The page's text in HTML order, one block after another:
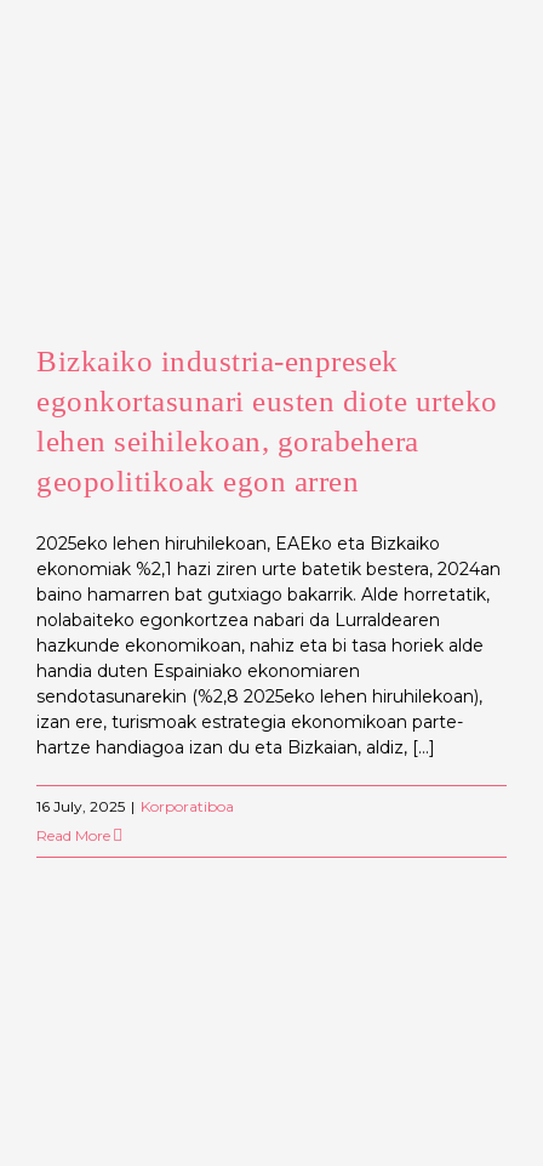
Bizkaiko industria-enpresek
egonkortasunari eusten diote urteko
lehen seihilekoan, gorabehera
geopolitikoak egon arren
2025eko lehen hiruhilekoan, EAEko eta Bizkaiko
ekonomiak %2,1 hazi ziren urte batetik bestera, 2024an
baino hamarren bat gutxiago bakarrik. Alde horretatik,
nolabaiteko egonkortzea nabari da Lurraldearen
hazkunde ekonomikoan, nahiz eta bi tasa horiek alde
handia duten Espainiako ekonomiaren
sendotasunarekin (%2,8 2025eko lehen hiruhilekoan),
izan ere, turismoak estrategia ekonomikoan parte-
hartze handiagoa izan du eta Bizkaian, aldiz, [...]
16 July, 2025 | Korporatiboa
Read More